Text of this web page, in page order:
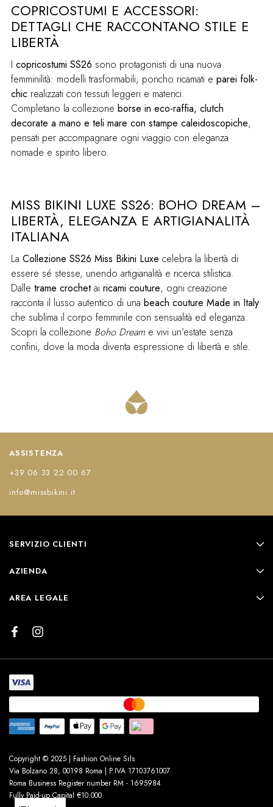
COPRICOSTUMI E ACCESSORI:
DETTAGLI CHE RACCONTANO STILE E
LIBERTÀ
I copricostumi SS26 sono protagonisti di una nuova
femminilità: modelli trasformabili, poncho ricamati e parei folk-
chicrealizzati con tessuti leggeri e materici.
Completano la collezione borse in eco-raffia, clutch
decorate a mano e teli mare con stampe caleidoscopiche,
pensati per accompagnare ogni viaggio con eleganza
nomade e spirito libero.
MISS BIKINI LUXE SS26: BOHO DREAM –
LIBERTÀ, ELEGANZA E ARTIGIANALITÀ
ITALIANA
La Collezione SS26 Miss Bikini Luxe celebra la libertà di
essere sé stesse, unendo artigianalità e ricerca stilistica.
Dalle trame crochetai ricami couture, ogni creazione
racconta il lusso autentico di una beach couture Made in Italy
che sublima il corpo femminile con sensualità ed eleganza.
Scopri la collezione Boho Dreame vivi un’estate senza
confini, dove la moda diventa espressione di libertà e stile.
ASSISTENZA
+39 06 33 22 00 67
info@missbikini.it
SERVIZIO CLIENTI
AZIENDA
AREA LEGALE
Copyright © 2025 | Fashion Online Srls
Via Bolzano 28, 00198 Roma | P.IVA 17103761007
Roma Business Register number RM - 1695984
Fully Paid-up Capital €10.000